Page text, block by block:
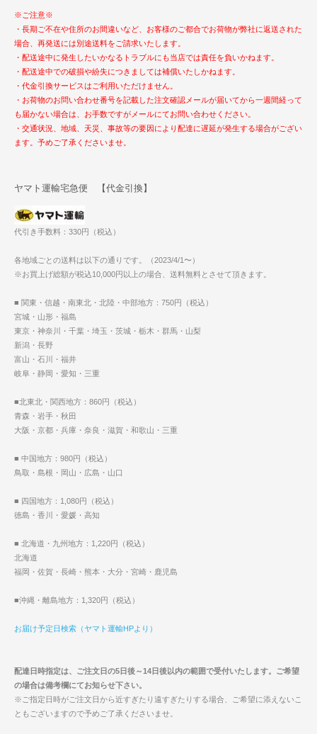
※ご注意※
・長期ご不在や住所のお間違いなど、お客様のご都合でお荷物が弊社に返送された
場合、再発送には別途送料をご請求いたします。
・配送途中に発生したいかなるトラブルにも当店では責任を負いかねます。
・配送途中での破損や紛失につきましては補償いたしかねます。
・代金引換サービスはご利用いただけません。
・お荷物のお問い合わせ番号を記載した注文確認メールが届いてから一週間経って
も届かない場合は、お手数ですがメールにてお問い合わせください。
・交通状況、地域、天災、事故等の要因により配達に遅延が発生する場合がござい
ます。予めご了承くださいませ。
ヤマト運輸宅急便 【代金引換】
代引き手数料：330円（税込）
各地域ごとの送料は以下の通りです。（2023/4/1〜）
※お買上げ総額が税込10,000円以上の場合、送料無料とさせて頂きます。
■ 関東・信越・南東北・北陸・中部地方：750円（税込）
宮城・山形・福島
東京・神奈川・千葉・埼玉・茨城・栃木・群馬・山梨
新潟・長野
富山・石川・福井
岐阜・静岡・愛知・三重
■北東北・関西地方：860円（税込）
青森・岩手・秋田
大阪・京都・兵庫・奈良・滋賀・和歌山・三重
■ 中国地方：980円（税込）
鳥取・島根・岡山・広島・山口
■ 四国地方：1,080円（税込）
徳島・香川・愛媛・高知
■ 北海道・九州地方：1,220円（税込）
北海道
福岡・佐賀・長崎・熊本・大分・宮崎・鹿児島
■沖縄・離島地方：1,320円（税込）
お届け予定日検索（ヤマト運輸HPより）
配達日時指定は、ご注文日の5日後～14日後以内の範囲で受付いたします。ご希望
の場合は備考欄にてお知らせ下さい。
※ご指定日時がご注文日から近すぎたり遠すぎたりする場合、ご希望に添えないこ
ともございますので予めご了承くださいませ。